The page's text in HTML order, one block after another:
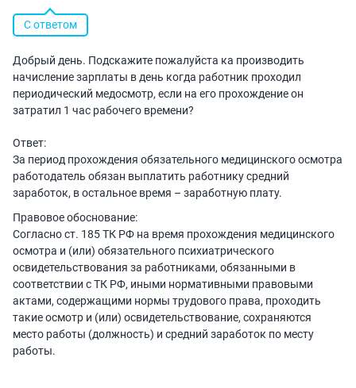
С ответом
Добрый день. Подскажите пожалуйста ка производить
начисление зарплаты в день когда работник проходил
периодический медосмотр, если на его прохождение он
затратил 1 час рабочего времени?
Ответ:
За период прохождения обязательного медицинского осмотра
работодатель обязан выплатить работнику средний
заработок, в остальное время – заработную плату.
Правовое обоснование:
Согласно ст. 185 ТК РФ на время прохождения медицинского
осмотра и (или) обязательного психиатрического
освидетельствования за работниками, обязанными в
соответствии с ТК РФ, иными нормативными правовыми
актами, содержащими нормы трудового права, проходить
такие осмотр и (или) освидетельствование, сохраняются
место работы (должность) и средний заработок по месту
работы.